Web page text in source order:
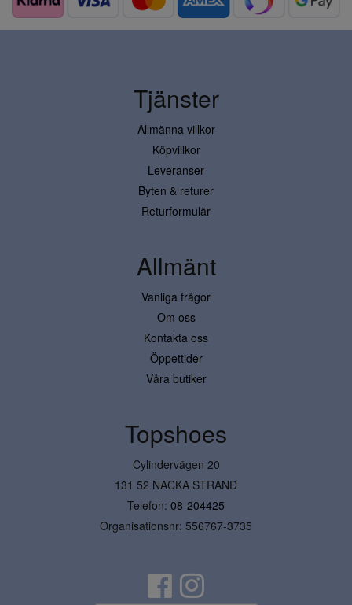
Tjänster
Allmänna villkor
Köpvillkor
Leveranser
Byten & returer
Returformulär
Allmänt
Vanliga frågor
Om oss
Kontakta oss
Öppettider
Våra butiker
Topshoes
Cylindervägen 20
131 52 NACKA STRAND
Telefon: 08-204425
Organisationsnr: 556767-3735